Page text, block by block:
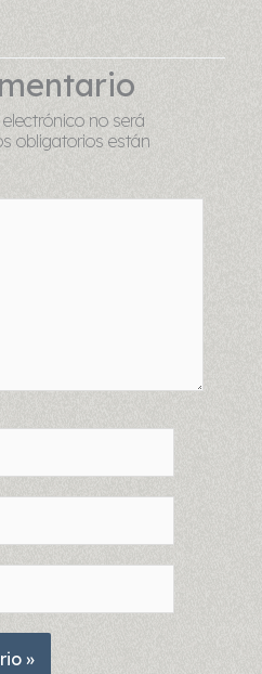
no será
obligatorios están